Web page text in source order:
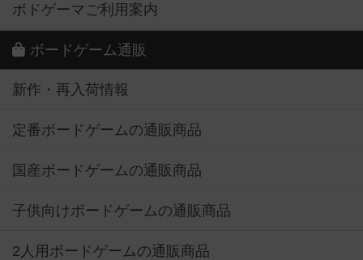
ボドゲーマご利用案内
ボードゲーム通販
新作・再入荷情報
定番ボードゲームの通販商品
国産ボードゲームの通販商品
子供向けボードゲームの通販商品
2人用ボードゲームの通販商品